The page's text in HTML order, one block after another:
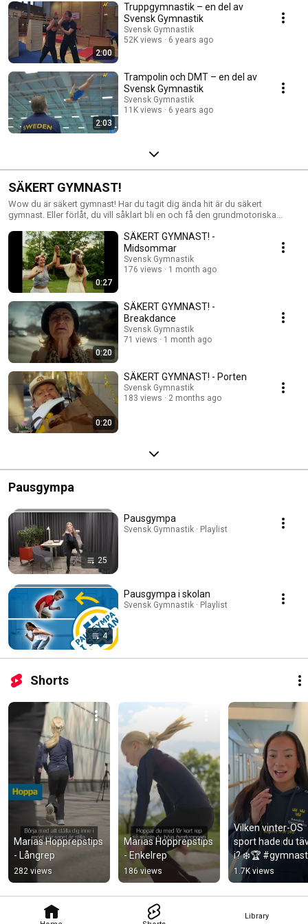
Library
2:00
Truppgymnastik – en del av
Svensk Gymnastik
Svensk Gymnastik
52K views
6 years ago
2:03
Trampolin och DMT – en del av
Svensk Gymnastik
Svensk Gymnastik
11K views
6 years ago
SÄKERT GYMNAST!
Wow du är säkert gymnast! Har du tagit dig ända hit är du säkert
gymnast. Eller förlåt, du vill såklart bli en och få den grundmotoriska
kommer att ge dig mycket i livet. Du kommer få bättre självkänsla, bli
gladare, mer kreativ och få bättre koncentration. Att lära sig nya grejer är
en sån häftig känsla. Du kommer att bli förvånad av vad din kropp klarar
av. Välkommen till Svensk Gymnastik, du kommer inte att bli besviken.
Läs mer här: https://www.gymnastik.se/sakert-gymnast
0:27
SÄKERT GYMNAST! -
Midsommar
Svensk Gymnastik
176 views
1 month ago
0:20
SÄKERT GYMNAST! -
Breakdance
Svensk Gymnastik
71 views
1 month ago
0:20
SÄKERT GYMNAST! - Porten
Svensk Gymnastik
183 views
2 months ago
Pausgympa
25
Pausgympa
Svensk Gymnastik · Playlist
4
Pausgympa i skolan
Svensk Gymnastik · Playlist
Shorts
Marias Hopprepstips
- Långrep
282 views
Marias Hopprepstips
- Enkelrep
186 views
Vilken vinter-OS
sport hade du
i? ❄️🏆
1.7K views